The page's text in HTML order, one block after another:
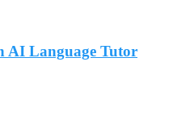
AI Language Tutor